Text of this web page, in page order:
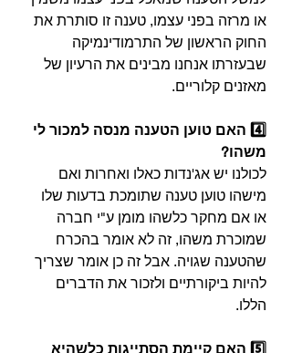
או מרזה בפני עצמו, טענה זו סותרת את
החוק הראשון של התרמודינמיקה
שבעזרתו אנחנו מבינים את הרעיון של
מאזנים קלוריים.
4️⃣ האם טוען הטענה מנסה למכור לי
משהו?⁣
⁣לכולנו יש אג'נדות כאלו ואחרות ואם
מישהו טוען טענה שתומכת בדעות שלו
או אם מחקר כלשהו מומן ע"י חברה
שמוכרת משהו, זה לא אומר בהכרח
שהטענה שגויה. אבל זה כן אומר שצריך
להיות ביקורתיים ולזכור את הדברים
הללו.
5️⃣ האם קיימת הסתייגות כלשהיא